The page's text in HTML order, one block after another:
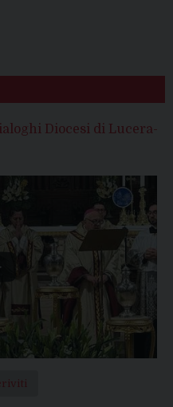
Diocesi di Lucera-